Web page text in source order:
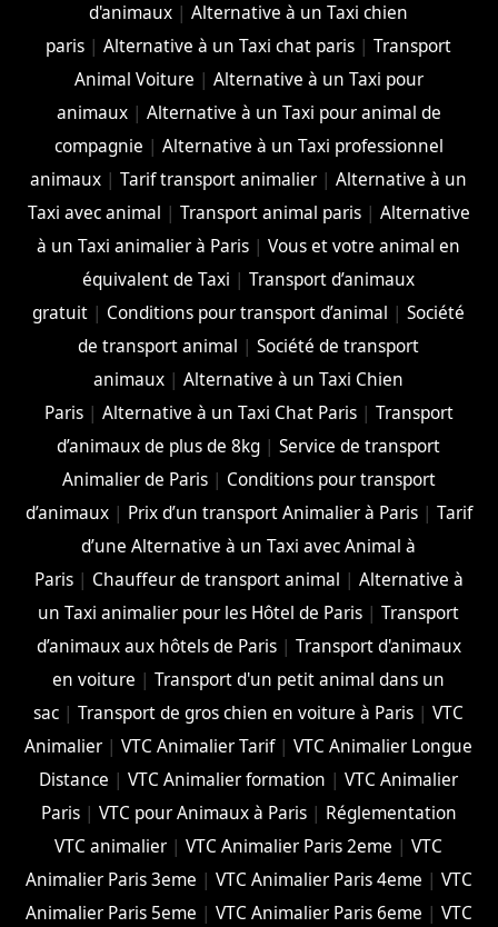
d'animaux |Alternative à un Taxi chien
paris |Alternative à un Taxi chat paris |Transport
Animal Voiture | Alternative à un Taxi pour
animaux| Alternative à un Taxi pour animal de
compagnie | Alternative à un Taxi professionnel
animaux |Tarif transport animalier |Alternative à un
Taxi avec animal | Transport animal paris| Alternative
à un Taxi animalier à Paris |Vous et votre animal en
équivalent de Taxi |Transport d’animaux
gratuit | Conditions pour transport d’animal |Société
de transport animal |Société de transport
animaux |Alternative à un Taxi Chien
Paris| Alternative à un Taxi Chat Paris| Transport
d’animaux de plus de 8kg |Service de transport
Animalier de Paris| Conditions pour transport
d’animaux| Prix d’un transport Animalier à Paris| Tarif
d’une Alternative à un Taxi avec Animal à
Paris| Chauffeur de transport animal | Alternative à
un Taxi animalier pour les Hôtel de Paris |Transport
d’animaux aux hôtels de Paris| Transport d'animaux
en voiture |Transport d'un petit animal dans un
sac |Transport de gros chien en voiture à Paris |VTC
Animalier |VTC Animalier Tarif|VTC Animalier Longue
Distance |VTC Animalier formation |VTC Animalier
Paris| VTC pour Animaux à Paris| Réglementation
VTC animalier |VTC Animalier Paris 2eme |VTC
Animalier Paris 3eme | VTC Animalier Paris 4eme | VTC
Animalier Paris 5eme | VTC Animalier Paris 6eme | VTC